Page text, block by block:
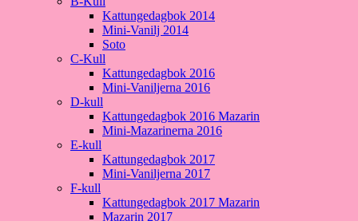
Kattungedagbok 2014
Mini-Vanilj 2014
Soto
C-Kull
Kattungedagbok 2016
Mini-Vaniljerna 2016
D-kull
Kattungedagbok 2016 Mazarin
Mini-Mazarinerna 2016
E-kull
Kattungedagbok 2017
Mini-Vaniljerna 2017
F-kull
Kattungedagbok 2017 Mazarin
Mazarin 2017